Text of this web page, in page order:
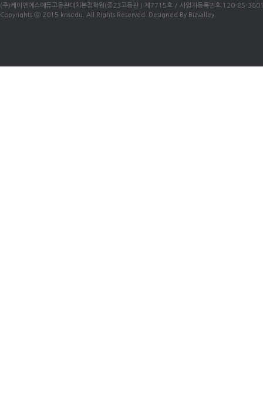
(주)케이엔에스에듀고등관대치본점학원(중23고등관 ) 제7715호 / 사업자등록번호:120-
Copyrights ⓒ 2015 knsedu. All Rights Reserved. Designed By Bizvalley.